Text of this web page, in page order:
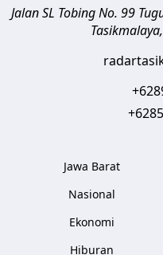
Jalan SL Tobing No. 99
Tasikmalaya,
Jawa Barat
Nasional
Ekonomi
Hiburan